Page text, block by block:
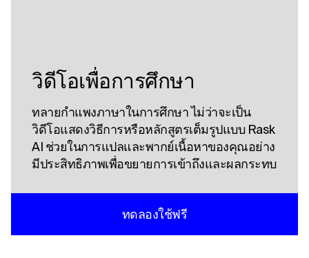
วิดีโอเพื่อการศึกษา
ทลายกําแพงภาษาในการศึกษา ไม่ว่าจะเป็น
วิดีโอแสดงวิธีการหรือหลักสูตรเต็มรูปแบบ Rask
AI ช่วยในการแปลและพากย์เนื้อหาของคุณอย่าง
มีประสิทธิภาพเพื่อขยายการเข้าถึงและผลกระทบ
ทดลองใช้ฟรี